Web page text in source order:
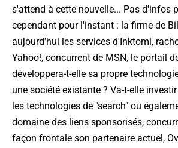
s'attend à cette nouvelle... Pas d'infos
cependant pour l'instant : la firme de
aujourd'hui les services d'Inktomi,
Yahoo!, concurrent de MSN, le portail
développera-t-elle sa propre
une société existante ? Va-t-elle
les technologies de "search" ou
domaine des liens sponsorisés,
façon frontale son partenaire actuel,